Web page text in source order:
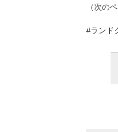
（次の
#ランド